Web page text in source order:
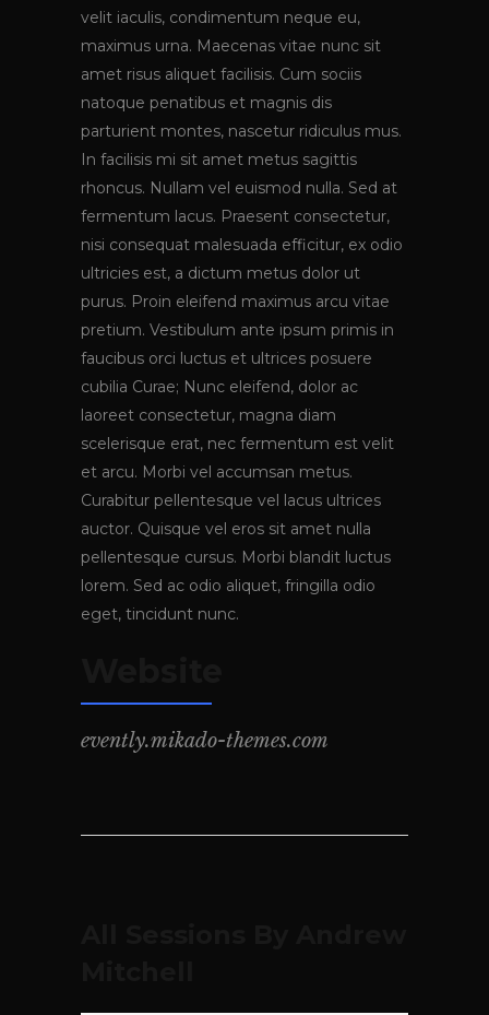
velit iaculis, condimentum neque eu,
maximus urna. Maecenas vitae nunc sit
amet risus aliquet facilisis. Cum sociis
natoque penatibus et magnis dis
parturient montes, nascetur ridiculus mus.
In facilisis mi sit amet metus sagittis
rhoncus. Nullam vel euismod nulla. Sed at
fermentum lacus. Praesent consectetur,
nisi consequat malesuada efficitur, ex odio
ultricies est, a dictum metus dolor ut
purus. Proin eleifend maximus arcu vitae
pretium. Vestibulum ante ipsum primis in
faucibus orci luctus et ultrices posuere
cubilia Curae; Nunc eleifend, dolor ac
laoreet consectetur, magna diam
scelerisque erat, nec fermentum est velit
et arcu. Morbi vel accumsan metus.
Curabitur pellentesque vel lacus ultrices
auctor. Quisque vel eros sit amet nulla
pellentesque cursus. Morbi blandit luctus
lorem. Sed ac odio aliquet, fringilla odio
eget, tincidunt nunc.
evently.mikado-themes.com